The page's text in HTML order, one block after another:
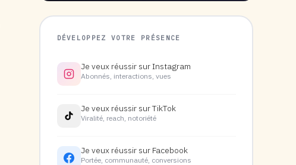
DÉVELOPPEZ VOTRE PRÉSENCE
Je veux réussir sur Instagram
Abonnés, interactions, vues
Je veux réussir sur TikTok
Viralité, reach, notoriété
Je veux réussir sur Facebook
Portée, communauté, conversions